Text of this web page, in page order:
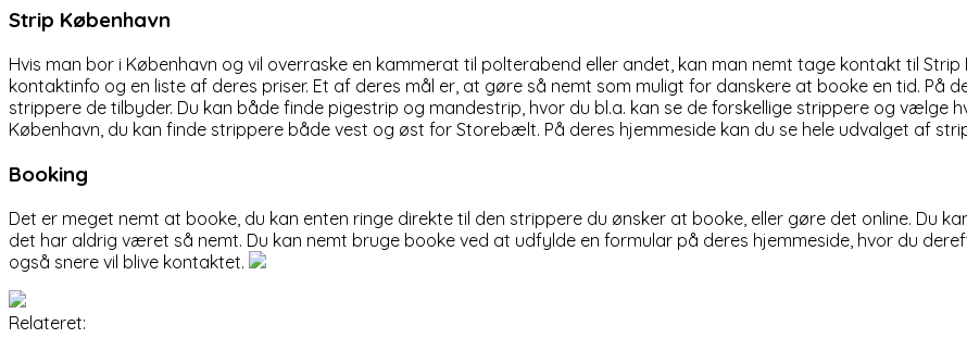
Strip København
Hvis man bor i København og vil overraske en kammerat til polterabend eller andet, kan man nemt tage kontakt til
kontaktinfo og en liste af deres priser. Et af deres mål er, at gøre så nemt som muligt for danskere at booke en tid. På
strippere de tilbyder. Du kan både finde pigestrip og mandestrip, hvor du bl.a. kan se de forskellige strippere og vælge
København, du kan finde strippere både vest og øst for Storebælt. På deres hjemmeside kan du se hele udvalget af
Booking
Det er meget nemt at booke, du kan enten ringe direkte til den strippere du ønsker at booke, eller gøre det online. Du
det har aldrig været så nemt. Du kan nemt bruge booke ved at udfylde en formular på deres hjemmeside, hvor du
også snere vil blive kontaktet.
Relateret: